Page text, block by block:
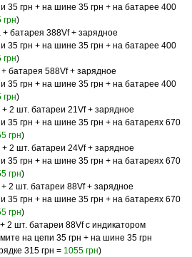
35 грн + на шине 35 грн + на батарее 400
грн)
батарея 388Vf + зарядное
35 грн + на шине 35 грн + на батарее 400
грн)
батарея 588Vf + зарядное
35 грн + на шине 35 грн + на батарее 400
грн)
2 шт. батареи 21Vf + зарядное
35 грн + на шине 35 грн + на батареях 670
грн)
2 шт. батареи 24Vf + зарядное
35 грн + на шине 35 грн + на батареях 670
грн)
2 шт. батареи 88Vf + зарядное
35 грн + на шине 35 грн + на батареях 670
грн)
2 шт. батареи 88Vf с индикатором
на цепи 35 грн + на шине 35 грн
315 грн = 1055 грн)